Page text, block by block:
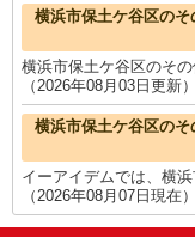
横浜市保土ケ谷区の
横浜市保土ケ谷区のそ
（2026年08月03日更新）
横浜市保土ケ谷区の
イーアイデムでは、横
（2026年08月07日現在）